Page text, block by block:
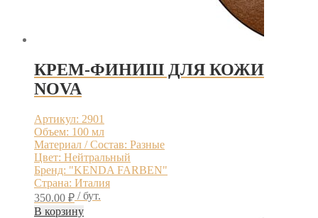
КРЕМ-ФИНИШ ДЛЯ КОЖИ
NOVA
Артикул: 2901
Объем: 100 мл
Материал / Состав: Разные
Цвет: Нейтральный
Бренд: "KENDA FARBEN"
Страна: Италия
350.00 ₽ / бут.
В корзину